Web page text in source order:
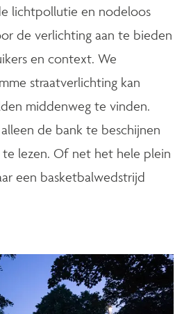
lichtpollutie en nodeloos
de verlichting aan te bieden
en context. We
straatverlichting kan
middenweg te vinden.
de bank te beschijnen
lezen. Of net het hele plein
een basketbalwedstrijd